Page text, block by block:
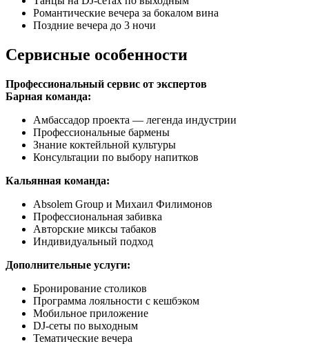
Романтические вечера за бокалом вина
Поздние вечера до 3 ночи
Сервисные особенности
Профессиональный сервис от экспертов
Барная команда:
Амбассадор проекта — легенда индустрии
Профессиональные бармены
Знание коктейльной культуры
Консультации по выбору напитков
Кальянная команда:
Absolem Group и Михаил Филимонов
Профессиональная забивка
Авторские миксы табаков
Индивидуальный подход
Дополнительные услуги:
Бронирование столиков
Программа лояльности с кешбэком
Мобильное приложение
DJ-сеты по выходным
Тематические вечера